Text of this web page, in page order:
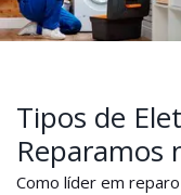
Tipos de
Reparamos
Como líder em